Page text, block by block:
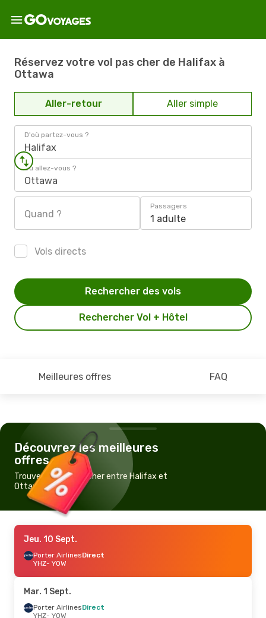
Réservez votre vol pas cher de Halifax à
Ottawa
Aller-retour Aller simple
D'où partez-vous ?
Halifax
Où allez-vous ?
Ottawa
Quand ?
Passagers
1 adulte
Vols directs
Rechercher Vol + Hôtel
Rechercher des vols
Meilleures offres FAQ
Découvrez les meilleures
offres
Trouvez un vol pas cher entre Halifax et
Ottawa
Jeu. 10 Sept.
Porter AirlinesDirect
YHZ- YOW
Mar. 1 Sept.
Porter AirlinesDirect
YHZ- YOW